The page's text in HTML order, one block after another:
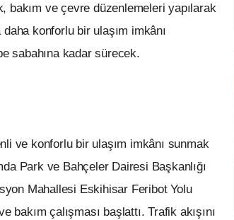
bakım ve çevre düzenlemeleri yapılarak
konforlu bir ulaşım imkânı
sabahına kadar sürecek.
ve konforlu bir ulaşım imkânı sunmak
Park ve Bahçeler Dairesi Başkanlığı
Mahallesi Eskihisar Feribot Yolu
çalışması başlattı. Trafik akışını